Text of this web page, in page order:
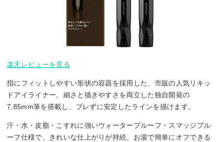
楽天レビューを見る
指にフィットしやすい形状の容器を採用した、市販の人気リキッ
ドアイライナー。細さと描きやすさを両立した独自開発の
7.85mm筆を搭載し、ブレずに安定したラインを描けます。
汗・水・皮脂・こすれに強いウォータープルーフ・スマッジプル
ーフ仕様で、きれいな仕上がりが持続。お湯で簡単にオフできる